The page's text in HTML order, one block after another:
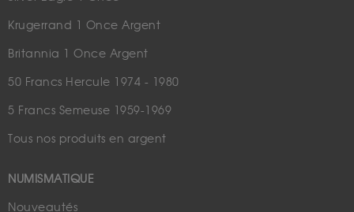
Krugerrand 1 Once Argent
Britannia 1 Once Argent
50 Francs Hercule 1974 - 1980
5 Francs Semeuse 1959-1969
Tous nos produits en argent
NUMISMATIQUE
Nouveautés